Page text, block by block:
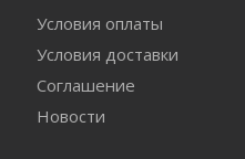
Условия оплаты
Условия доставки
Соглашение
Новости